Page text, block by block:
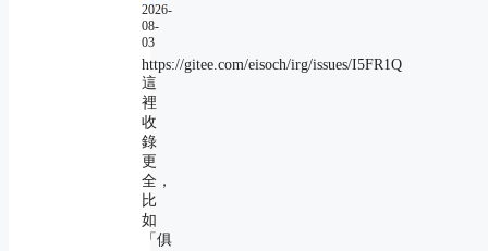
2026-
08-
03
https://gitee.com/eisoch/irg/issues/I5FR1Q
這
裡
收
錄
更
全，
比
如
「俱